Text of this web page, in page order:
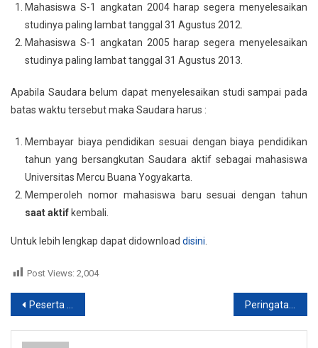
2004
Dan
2005
Mahasiswa S-1 angkatan 2004 harap segera menyelesaikan
studinya paling lambat tanggal 31 Agustus 2012.
Mahasiswa S-1 angkatan 2005 harap segera menyelesaikan
studinya paling lambat tanggal 31 Agustus 2013.
Apabila Saudara belum dapat menyelesaikan studi sampai pada
batas waktu tersebut maka Saudara harus :
Membayar biaya pendidikan sesuai dengan biaya pendidikan
tahun yang bersangkutan Saudara aktif sebagai mahasiswa
Universitas Mercu Buana Yogyakarta.
Memperoleh nomor mahasiswa baru sesuai dengan tahun
saat aktif kembali.
Untuk lebih lengkap dapat didownload disini
Post Views: 2,004
Post
navigation
Peserta Lolos Pimnas 2012